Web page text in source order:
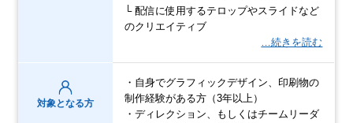
└ 配信に使用するテロップやスライドなど
のクリエイティブ
…続きを読む
対象となる方
・自身でグラフィックデザイン、印刷物の
制作経験がある方（3年以上）
・ディレクション、もしくはチームリーダ